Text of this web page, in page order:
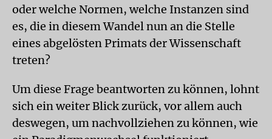
oder welche Normen, welche Instanzen sind
es, die in diesem Wandel nun an die Stelle
eines abgelösten Primats der Wissenschaft
treten?
Um diese Frage beantworten zu können, lohnt
sich ein weiter Blick zurück, vor allem auch
deswegen, um nachvollziehen zu können, wie